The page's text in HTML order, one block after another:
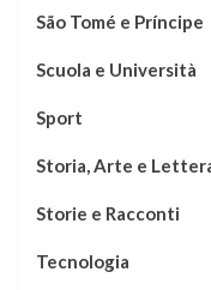
São Tomé e Príncipe
Scuola e Università
Sport
Storia, Arte e
Storie e Racconti
Tecnologia